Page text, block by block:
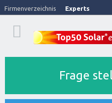
Firmenverzeichnis Experts
Frage